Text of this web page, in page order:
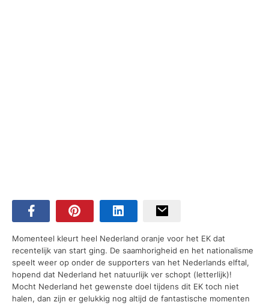
Momenteel kleurt heel Nederland oranje voor het EK dat
recentelijk van start ging. De saamhorigheid en het nationalisme
speelt weer op onder de supporters van het Nederlands elftal,
hopend dat Nederland het natuurlijk ver schopt (letterlijk)!
Mocht Nederland het gewenste doel tijdens dit EK toch niet
halen, dan zijn er gelukkig nog altijd de fantastische momenten